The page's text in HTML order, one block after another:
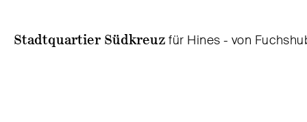
Stadtquartier Südkreuz für Hines - von